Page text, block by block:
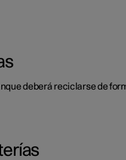
deberá reciclarse de